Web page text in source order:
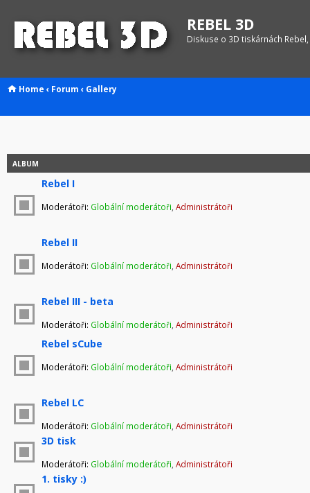
REBEL 3D
Diskuse o 3D tiskárnách
Home ‹ Forum ‹ Gallery
ALBUM
Rebel I
Moderátoři: Globální moderátoři Administrátoři
Rebel II
Moderátoři: Globální moderátoři Administrátoři
Rebel III - beta
Moderátoři: Globální moderátoři Administrátoři
Rebel sCube
Moderátoři: Globální moderátoři Administrátoři
Rebel LC
Moderátoři: Globální moderátoři Administrátoři
3D tisk
Moderátoři: Globální moderátoři Administrátoři
1. tisky :)